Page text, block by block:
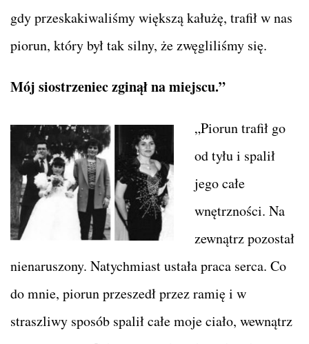
gdy przeskakiwaliśmy większą kałużę, trafił w nas
piorun, który był tak silny, że zwęgliliśmy się.
Mój siostrzeniec zginął na miejscu.”
„Piorun trafił go
od tyłu i spalił
jego całe
wnętrzności. Na
zewnątrz pozostał
nienaruszony. Natychmiast ustała praca serca. Co
do mnie, piorun przeszedł przez ramię i w
straszliwy sposób spalił całe moje ciało, wewnątrz